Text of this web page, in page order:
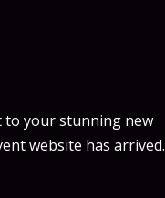
to your stunning new
website has arrived.